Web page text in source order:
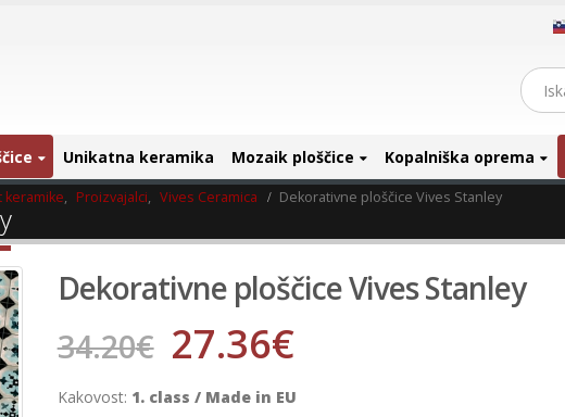
Unikatna keramika Mozaik ploščice Kopalniška oprema
keramike, Proizvajalci, Vives Ceramica Dekorativne ploščice Vives Stanley
Dekorativne ploščice Vives Stanley
34.20€ 27.36€
Kakovost: 1. class / Made in EU